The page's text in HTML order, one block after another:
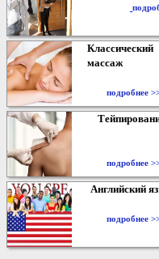
Классический
массаж
подробнее
подробнее
Английский
подробнее